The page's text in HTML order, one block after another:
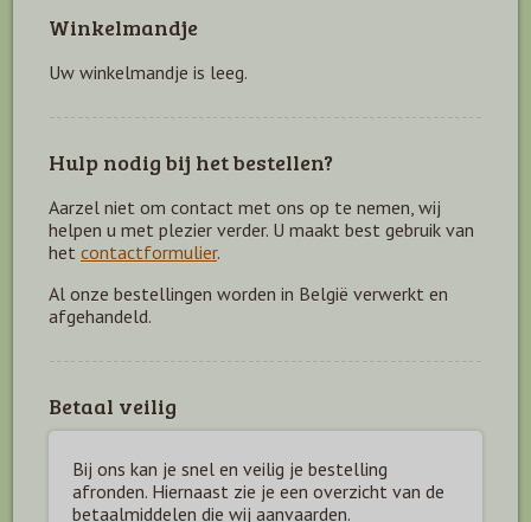
Winkelmandje
Uw winkelmandje is leeg.
Hulp nodig bij het bestellen?
Aarzel niet om contact met ons op te nemen, wij
helpen u met plezier verder. U maakt best gebruik van
het contactformulier.
Al onze bestellingen worden in België verwerkt en
afgehandeld.
Betaal veilig
Bij ons kan je snel en veilig je bestelling
afronden. Hiernaast zie je een overzicht van de
betaalmiddelen die wij aanvaarden.